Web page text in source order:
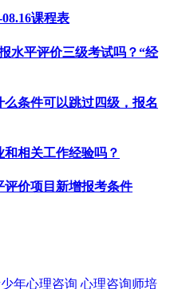
课程表
水平评价三级考试吗？“经
条件可以跳过四级，报名
相关工作经验吗？
价项目新增报考条件
年心理咨询 心理咨询师培